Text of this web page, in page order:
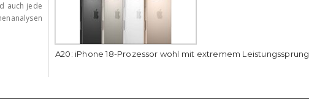
auch jede
A20: iPhone 18-Prozessor wohl mit extremem Leistungssprung